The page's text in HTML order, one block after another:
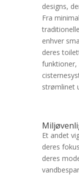
designs,
Fra
enhver
deres
funktioner,
strømlinet
Et andet
deres
deres